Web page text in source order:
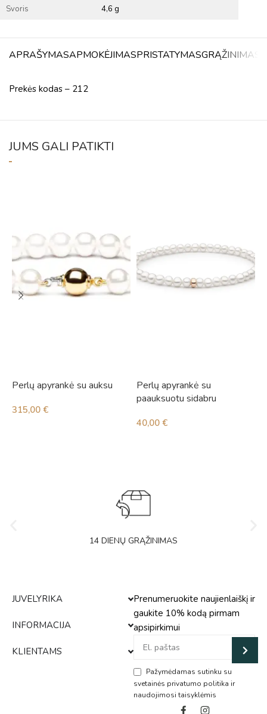
Svoris 4,6 g
APRAŠYMASAPMOKĖJIMASPRISTATYMASGRĄŽINIMAS
Prekės kodas – 212
JUMS GALI PATIKTI
Perlų apyrankė su auksu
315,00 €
Perlų apyrankė su
paauksuotu sidabru
40,00 €
14 DIENŲ GRĄŽINIMAS
JUVELYRIKA
INFORMACIJA
KLIENTAMS
Prenumeruokite naujienlaiškį ir
gaukite 10% kodą pirmam
apsipirkimui
Pažymėdamas sutinku su
svetainės privatumo politika ir
naudojimosi taisyklėmis
Alternative: